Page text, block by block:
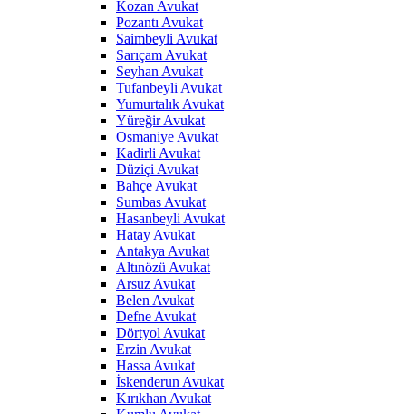
Kozan Avukat
Pozantı Avukat
Saimbeyli Avukat
Sarıçam Avukat
Seyhan Avukat
Tufanbeyli Avukat
Yumurtalık Avukat
Yüreğir Avukat
Osmaniye Avukat
Kadirli Avukat
Düziçi Avukat
Bahçe Avukat
Sumbas Avukat
Hasanbeyli Avukat
Hatay Avukat
Antakya Avukat
Altınözü Avukat
Arsuz Avukat
Belen Avukat
Defne Avukat
Dörtyol Avukat
Erzin Avukat
Hassa Avukat
İskenderun Avukat
Kırıkhan Avukat